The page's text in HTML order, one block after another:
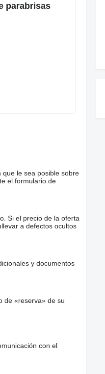
parabrisas
le sea posible sobre
el formulario de
Si el precio de la oferta
a defectos ocultos
y documentos
de «reserva» de su
con el